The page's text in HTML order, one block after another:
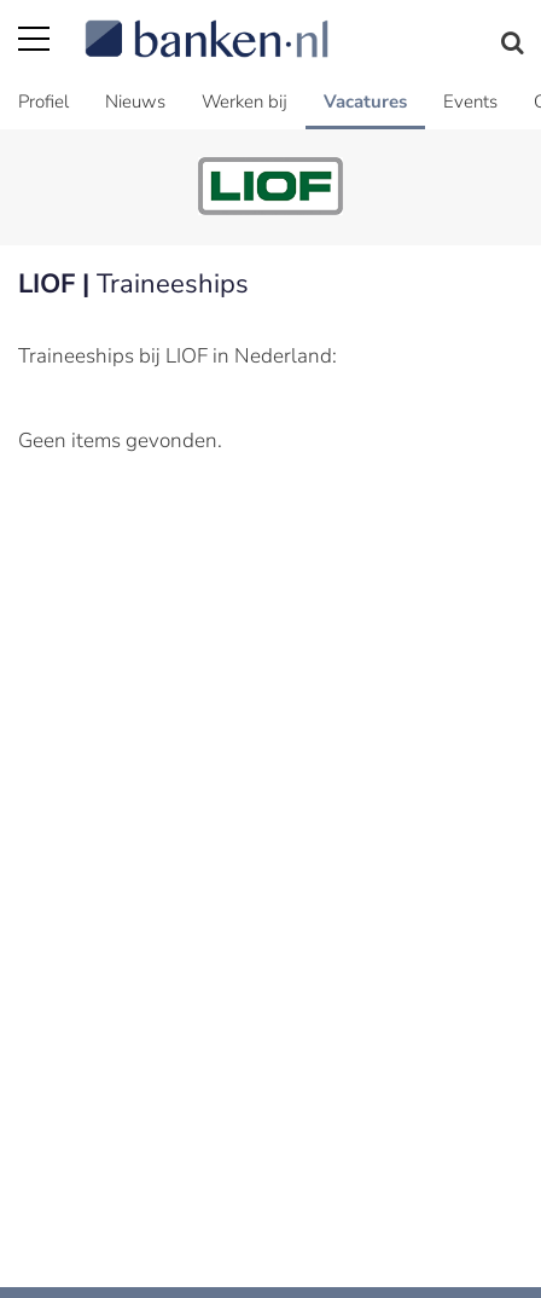
Profiel Nieuws Werken bij Vacatures Events
LIOF | Traineeships
Traineeships bij LIOF in Nederland:
Geen items gevonden.